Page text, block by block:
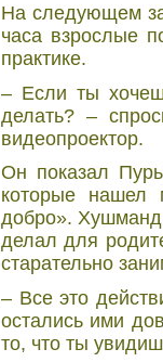
На следующем
часа взрослые
практике.
– Если ты
делать? –
видеопроектор.
Он показал
которые нашел
добро». Хушманд
делал для
старательно
– Все это
остались ими
то, что ты